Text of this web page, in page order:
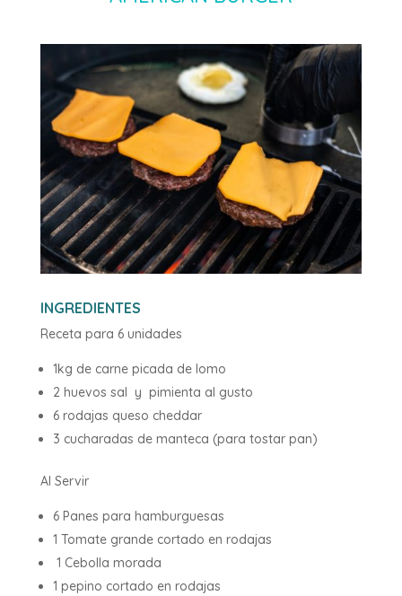
INGREDIENTES
Receta para 6 unidades
1kg de carne picada de lomo
2 huevos sal y pimienta al gusto
6 rodajas queso cheddar
3 cucharadas de manteca (para tostar pan)
Al Servir
6 Panes para hamburguesas
1 Tomate grande cortado en rodajas
1 Cebolla morada
1 pepino cortado en rodajas